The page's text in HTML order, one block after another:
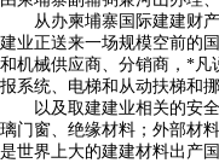
从办柬埔寨国际建建财产
建业正送来一场规模空前的
和机械供应商、分销商，*凡
报系统、电梯和从动扶梯和
以及取建建业相关的安全
璃门窗、绝缘材料；外部材
是世界上大的建建材料出产